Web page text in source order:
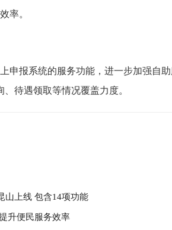
率。
报系统的服务功能，进一步加强自助
待遇领取等情况覆盖力度。
山上线 包含14项功能
升便民服务效率